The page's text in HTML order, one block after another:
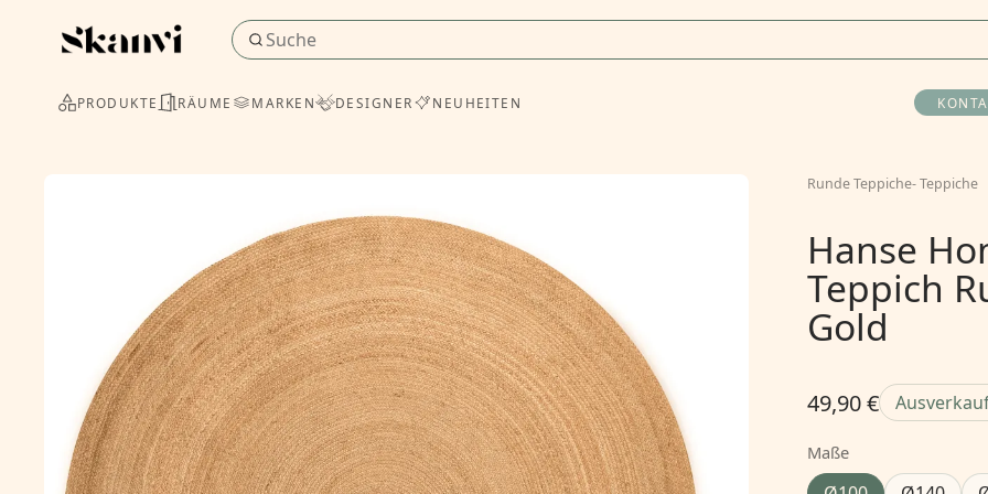
PRODUKTE RÄUME MARKEN DESIGNER NEUHEITEN
Runde Teppiche-Teppiche
Hanse
Teppich
Gold
49,90 €
Maße